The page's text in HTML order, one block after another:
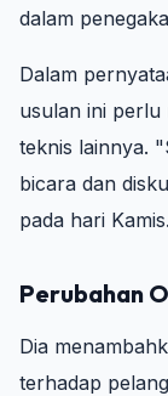
dalam
Dalam
usulan ini perlu
teknis lainnya.
bicara dan
pada hari Kamis.
Perubahan
Dia
terhadap